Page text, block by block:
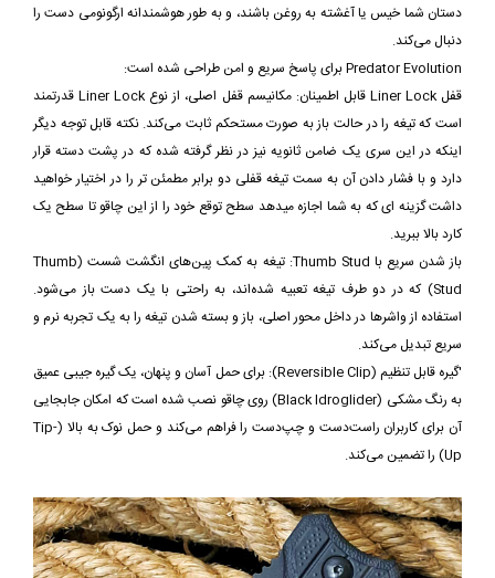
دستان شما خیس یا آغشته به روغن باشند، و به طور هوشمندانه ارگونومی دست را
دنبال می‌کند.
Predator Evolution برای پاسخ سریع و امن طراحی شده است:
قفل Liner Lock قابل اطمینان: مکانیسم قفل اصلی، از نوع Liner Lock قدرتمند
است که تیغه را در حالت باز به صورت مستحکم ثابت می‌کند. نکته قابل توجه دیگر
اینکه در این سری یک ضامن ثانویه نیز در نظر گرفته شده که در پشت دسته قرار
دارد و با فشار دادن آن به سمت تیغه قفلی دو برابر مطمئن تر را در اختیار خواهید
داشت گزینه ای که به شما اجازه میدهد سطح توقع خود را از این چاقو تا سطح یک
کارد بالا ببرید.
باز شدن سریع با Thumb Stud: تیغه به کمک پین‌های انگشت شست (Thumb
Stud) که در دو طرف تیغه تعبیه شده‌اند، به راحتی با یک دست باز می‌شود.
استفاده از واشرها در داخل محور اصلی، باز و بسته شدن تیغه را به یک تجربه نرم و
سریع تبدیل می‌کند.
'گیره قابل تنظیم (Reversible Clip): برای حمل آسان و پنهان، یک گیره جیبی عمیق
به رنگ مشکی (Black Idroglider) روی چاقو نصب شده است که امکان جابجایی
آن برای کاربران راست‌دست و چپ‌دست را فراهم می‌کند و حمل نوک به بالا (Tip-
Up) را تضمین می‌کند.